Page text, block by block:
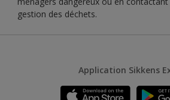
gestion des déchets.
Application Sikkens